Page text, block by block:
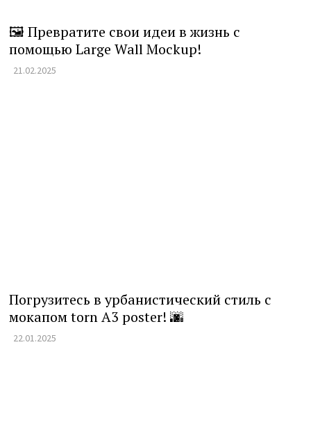
🖼️ Превратите свои идеи в жизнь с
помощью Large Wall Mockup!
21.02.2025
Погрузитесь в урбанистический стиль с
мокапом torn A3 poster! 🌆
22.01.2025